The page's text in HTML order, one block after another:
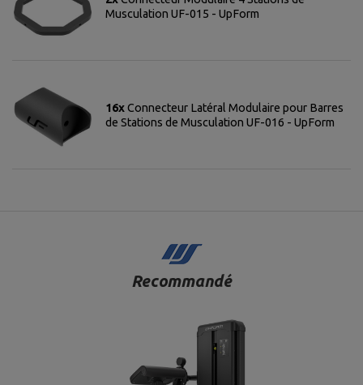
Musculation UF-015 - UpForm
16xConnecteur Latéral Modulaire pour Barres
de Stations de Musculation UF-016 - UpForm
Recommandé